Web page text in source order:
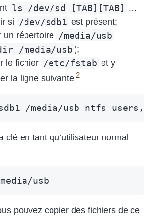
ls /dev/sd [TAB][TAB]
…
si /dev/sdb1 est présent;
un répertoire /media/usb
/media/usb );
le fichier /etc/fstab et y
la ligne suivante 2
/media/usb ntfs
clé en tant qu’utilisateur normal
pouvez copier des fichiers de ce